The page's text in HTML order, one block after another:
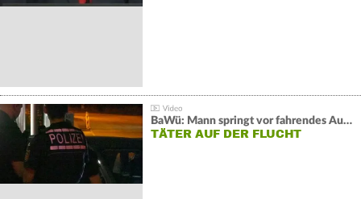
BaWü: Mann springt vor fahrendes Auto und schießt
TÄTER AUF DER FLUCHT